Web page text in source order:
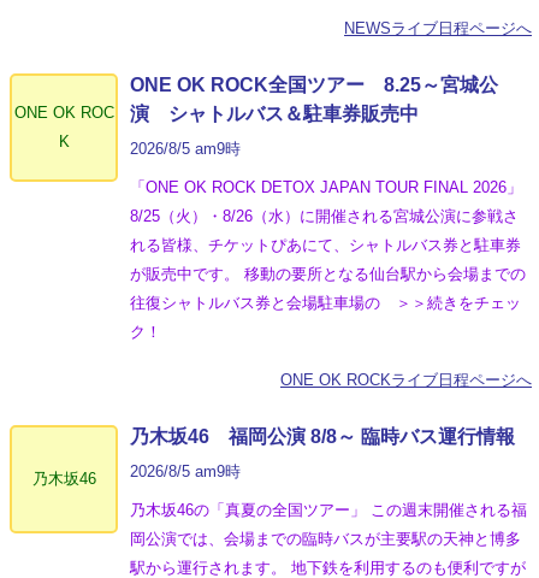
NEWSライブ日程ページへ
ONE OK ROC
K
ONE OK ROCK全国ツアー 8.25～宮城公
演 シャトルバス＆駐車券販売中
2026/8/5 am9時
「ONE OK ROCK DETOX JAPAN TOUR FINAL 2026」
8/25（火）・8/26（水）に開催される宮城公演に参戦さ
れる皆様、チケットぴあにて、シャトルバス券と駐車券
が販売中です。 移動の要所となる仙台駅から会場までの
往復シャトルバス券と会場駐車場の ＞＞続きをチェッ
ク！
ONE OK ROCKライブ日程ページへ
乃木坂46
乃木坂46 福岡公演 8/8～ 臨時バス運行情報
2026/8/5 am9時
乃木坂46の「真夏の全国ツアー」 この週末開催される福
岡公演では、会場までの臨時バスが主要駅の天神と博多
駅から運行されます。 地下鉄を利用するのも便利ですが